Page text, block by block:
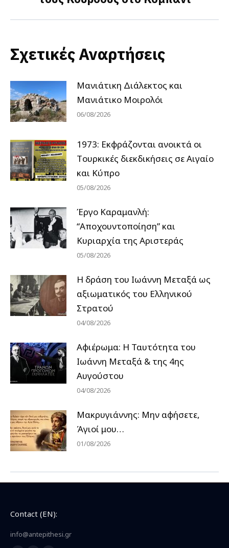
post:
Σχετικές Αναρτήσεις
Μανιάτικη Διάλεκτος και
Μανιάτικο Μοιρολόι
06/08/2026
1973: Εκφράζονται ανοικτά οι
Tουρκικές διεκδικήσεις σε Αιγαίο
και Κύπρο
05/08/2026
Έργο Καραμανλή:
“Αποχουντοποίηση” και
Κυριαρχία της Αριστεράς
05/08/2026
H δράση του Ιωάννη Μεταξά ως
αξιωματικός του Ελληνικού
Στρατού
04/08/2026
Αφιέρωμα: Η Ταυτότητα του
Ιωάννη Μεταξά & της 4ης
Αυγούστου
04/08/2026
Μακρυγιάννης: Μην αφήσετε,
Άγιοί μου…
01/08/2026
Contact (EN):
info@antepithesi.gr